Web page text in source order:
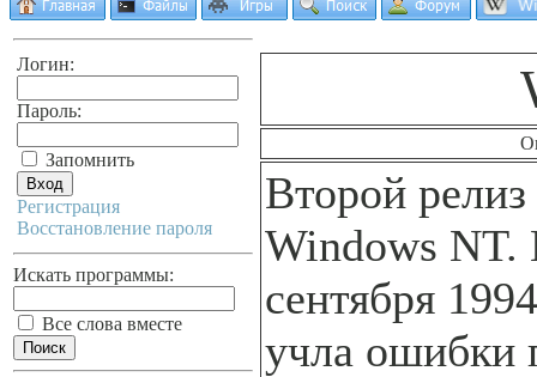
Логин:
Пароль:
Запомнить
Регистрация
Восстановление пароля
Искать программы:
Все слова вместе
Второй
Windows
сентября
учла ошибки